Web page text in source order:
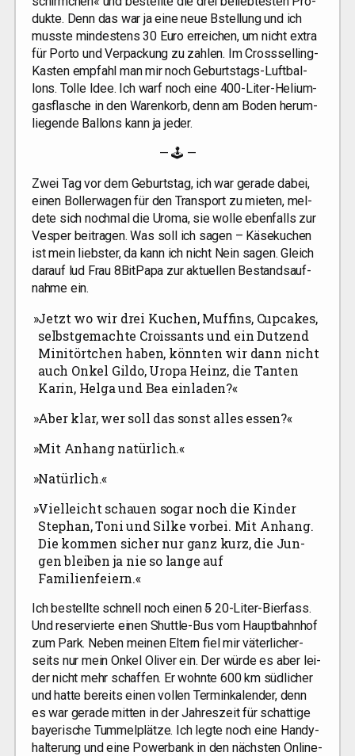
duk­te. Denn das war ja eine neue Bstel­lung und ich
muss­te min­des­tens 30 Euro errei­chen, um nicht extra
für Por­to und Ver­pa­ckung zu zah­len. Im Cross­sel­ling-
Kas­ten emp­fahl man mir noch Geburts­tags-Luft­bal­
lons. Tol­le Idee. Ich warf noch eine 400-Liter-Heli­um­
gas­fla­sche in den Waren­korb, denn am Boden her­um­
lie­gen­de Bal­lons kann ja jeder.
— 🕹 —
Zwei Tag vor dem Geburts­tag, ich war gera­de dabei,
einen Bol­ler­wa­gen für den Trans­port zu mie­ten, mel­
de­te sich noch­mal die Uroma, sie wol­le eben­falls zur
Ves­per bei­tra­gen. Was soll ich sagen – Käse­ku­chen
ist mein liebs­ter, da kann ich nicht Nein sagen. Gleich
dar­auf lud Frau 8BitPapa zur aktu­el­len Bestands­auf­
nah­me ein.
»Jetzt wo wir drei Kuchen, Muf­fins, Cup­ca­kes,
selbst­ge­mach­te Crois­sants und ein Dut­zend
Mini­tört­chen haben, könn­ten wir dann nicht
auch Onkel Gil­do, Uropa Heinz, die Tan­ten
Karin, Hel­ga und Bea einladen?«
»Aber klar, wer soll das sonst alles essen?«
»Mit Anhang natürlich.«
»Natür­lich.«
»Viel­leicht schau­en sogar noch die Kin­der
Ste­phan, Toni und Sil­ke vor­bei. Mit Anhang.
Die kom­men sicher nur ganz kurz, die Jun­
gen blei­ben ja nie so lan­ge auf
Familienfeiern.«
Ich bestell­te schnell noch einen520-Liter-Bier­fass.
Und reser­vier­te einen Shut­tle-Bus vom Haupt­bahn­hof
zum Park. Neben mei­nen Eltern fiel mir väter­li­cher­
seits nur mein Onkel Oli­ver ein. Der wür­de es aber lei­
der nicht mehr schaf­fen. Er wohn­te 600 km süd­li­cher
und hat­te bereits einen vol­len Ter­min­ka­len­der, denn
es war gera­de mit­ten in der Jah­res­zeit für schat­ti­ge
baye­ri­sche Tum­mel­plät­ze. Ich leg­te noch eine Han­dy­
hal­te­rung und eine Power­bank in den nächs­ten Online-